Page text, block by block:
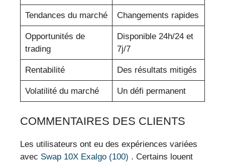
Tendances du marché Changements rapides
Opportunités de
trading
Disponible 24h/24 et
7j/7
Rentabilité Des résultats mitigés
Volatilité du marché Un défi permanent
COMMENTAIRES DES CLIENTS
Les utilisateurs ont eu des expériences variées
avec Swap 10X Exalgo (100) . Certains louent